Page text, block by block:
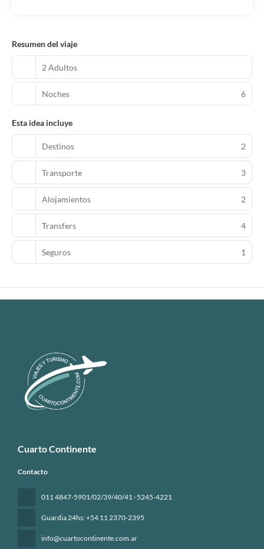
Resumen del viaje
2 Adultos
Noches 6
Esta idea incluye
Destinos 2
Transporte 3
Alojamientos 2
Transfers 4
Seguros 1
Cuarto Continente
Contacto
011 4847-5901/02/39/40/41 · 5245-4221
Guardia 24hs: +54 11 2370-2395
info@cuartocontinente.com.ar